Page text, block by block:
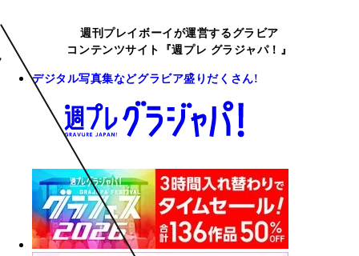
週刊プレイボーイが運営するグラビア
コンテンツサイト『週プレ グラジャパ！』
デジタル写真集などグラビア盛りだくさん!